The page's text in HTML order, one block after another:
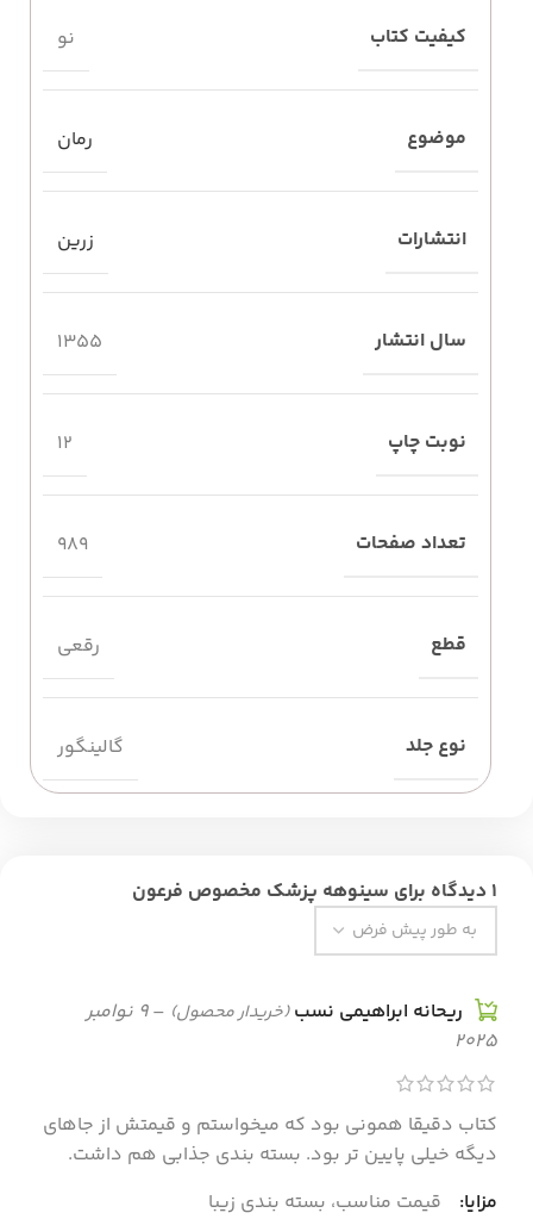
کیفیت کتاب نو
موضوع رمان
انتشارات زرین
سال انتشار 1355
نوبت چاپ 12
تعداد صفحات 989
قطع رقعی
نوع جلد گالینگور
1 دیدگاه برای سینوهه پزشک مخصوص فرعون
ریحانه ابراهیمی نسب(خریدار محصول) –
9 نوامبر
2025
کتاب دقیقا همونی بود که میخواستم و قیمتش از جاهای
دیگه خیلی پایین تر بود. بسته بندی جذابی هم داشت.
مزایا:
قیمت مناسب، بسته بندی زیبا